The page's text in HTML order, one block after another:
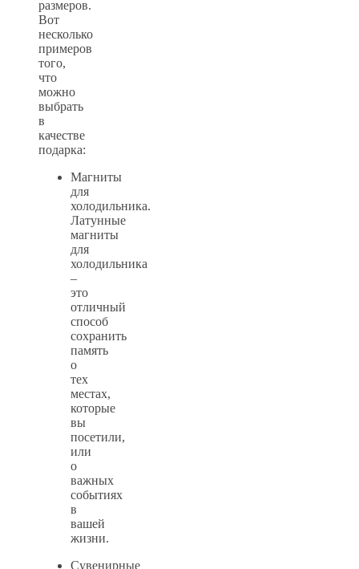
размеров.
Вот
несколько
примеров
того,
что
можно
выбрать
в
качестве
подарка:
Магниты
для
холодильника.
Латунные
магниты
для
холодильника
–
это
отличный
способ
сохранить
память
о
тех
местах,
которые
вы
посетили,
или
о
важных
событиях
в
вашей
жизни.
Сувенирные